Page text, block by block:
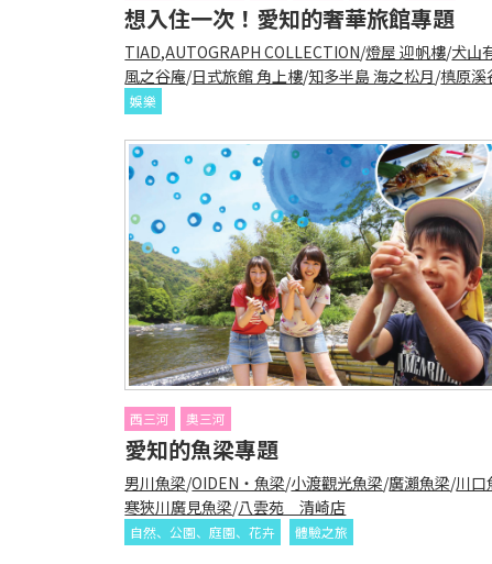
想入住一次！愛知的奢華旅館專題
TIAD,AUTOGRAPH COLLECTION/燈屋 迎帆樓/犬山
風之谷庵/日式旅館 角上樓/知多半島 海之松月/槙原溪
娛樂
西三河 奧三河
愛知的魚梁專題
男川魚梁/OIDEN・魚梁/小渡觀光魚梁/廣瀨魚梁/川口
寒狹川廣見魚梁/八雲苑 清崎店
自然、公園、庭園、花卉 體驗之旅